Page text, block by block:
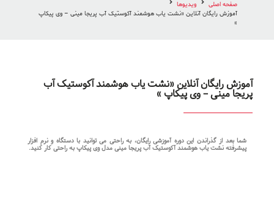
صفحه اصلی
ویدیوها
آموزش رایگان آنلاین «نشت یاب هوشمند آکوستیک آب پریجا مینی – وی پیکاپ
»
آموزش رایگان آنلاین «نشت یاب هوشمند آکوستیک آب
پریجا مینی – وی پیکاپ »
شما بعد از گذراندن این دوره آموزشی رایگان، به راحتی می توانید با دستگاه و نرم افزار
پیشرفته نشت یاب هوشمند آکوستیک آب پریجا مینی مدل وی پیکاپ به راحتی کار کنید.